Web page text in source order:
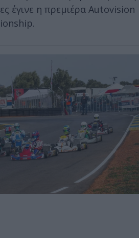
έγινε η πρεμιέρα Autovision